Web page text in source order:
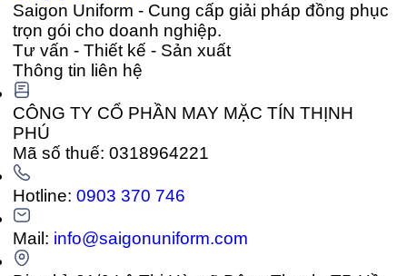
Saigon Uniform - Cung cấp giải pháp đồng phục
trọn gói cho doanh nghiệp.
Tư vấn - Thiết kế - Sản xuất
Thông tin liên hệ
CÔNG TY CỔ PHẦN MAY MẶC TÍN THỊNH
PHÚ
Mã số thuế: 0318964221
Hotline:0903 370 746
Mail: info@saigonuniform.com